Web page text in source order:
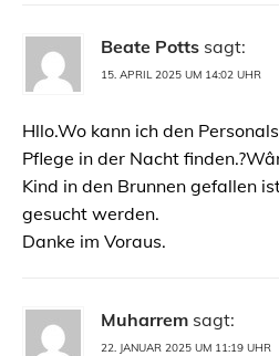
Beate Potts sagt:
15. APRIL 2025 UM 14:02 UHR
Hllo.Wo kann ich den
Pflege in der Nacht
Kind in den Brunnen gefallen
gesucht werden.
Danke im Voraus.
Muharrem sagt:
22. JANUAR 2025 UM 11:19 UHR